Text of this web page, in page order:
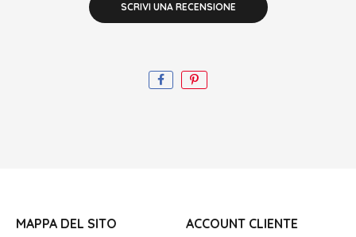
SCRIVI UNA RECENSIONE
MAPPA DEL SITO ACCOUNT CLIENTE